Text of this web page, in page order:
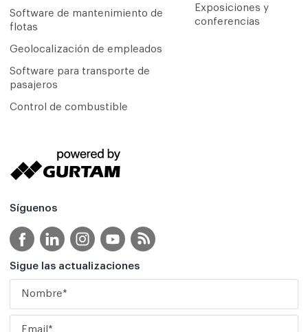
Software de mantenimiento de
flotas
Geolocalización de empleados
Software para transporte de
pasajeros
Control de combustible
Exposiciones y
conferencias
Síguenos
Sigue las actualizaciones